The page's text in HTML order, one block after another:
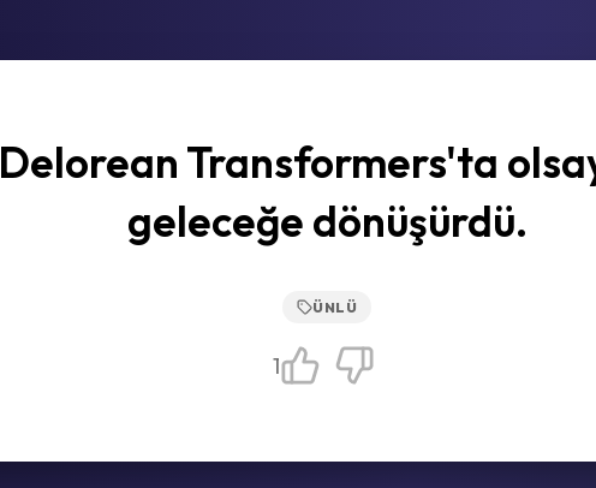
Delorean Transformers'ta
geleceğe dönüşürdü.
ÜNLÜ
1